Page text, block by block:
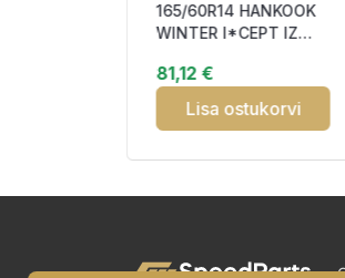
165/60R14 HANKOOK
WINTER I*CEPT IZ
EEB71 3PM
81,12 €
Lisa ostukorvi